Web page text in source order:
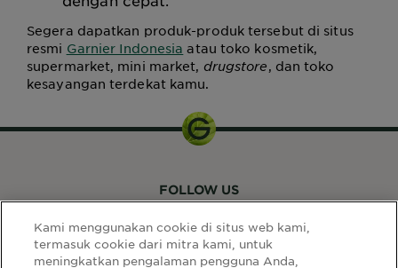
Segera dapatkan produk-produk tersebut di situs
resmi Garnier Indonesia atau toko kosmetik,
supermarket, mini market, drugstore, dan toko
kesayangan terdekat kamu.
FOLLOW US
Kami menggunakan cookie di situs web kami,
termasuk cookie dari mitra kami, untuk
meningkatkan pengalaman pengguna Anda,